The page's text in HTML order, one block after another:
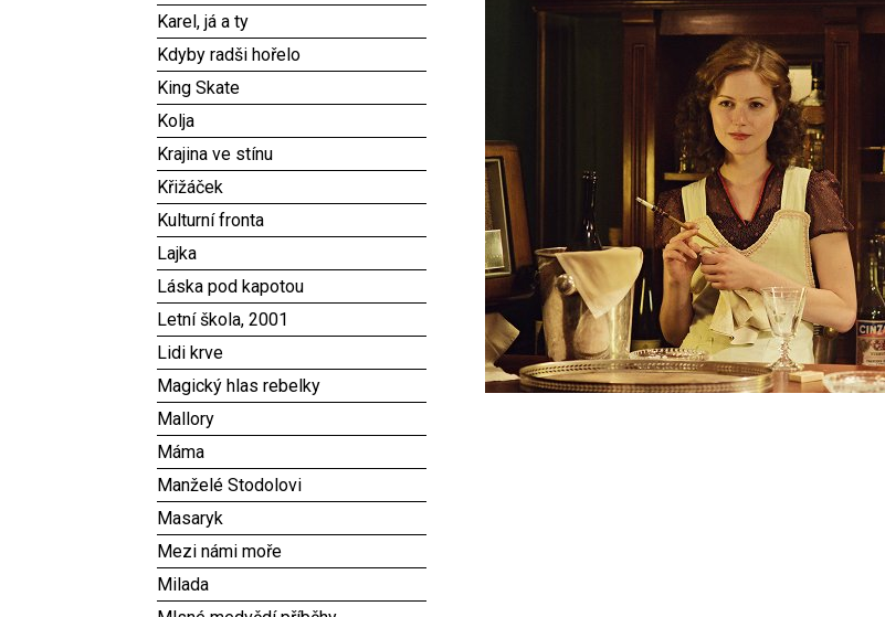
Karel, já a ty
Kdyby radši hořelo
King Skate
Kolja
Krajina ve stínu
Křižáček
Kulturní fronta
Lajka
Láska pod kapotou
Letní škola, 2001
Lidi krve
Magický hlas rebelky
Mallory
Máma
Manželé Stodolovi
Masaryk
Mezi námi moře
Milada